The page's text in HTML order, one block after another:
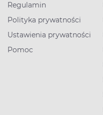
Regulamin
Polityka prywatności
Ustawienia prywatności
Pomoc